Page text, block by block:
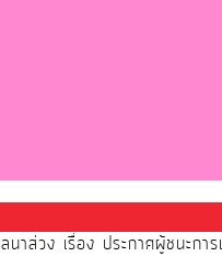
นาส่วง เรื่อง ประกาศผู้ชนะก